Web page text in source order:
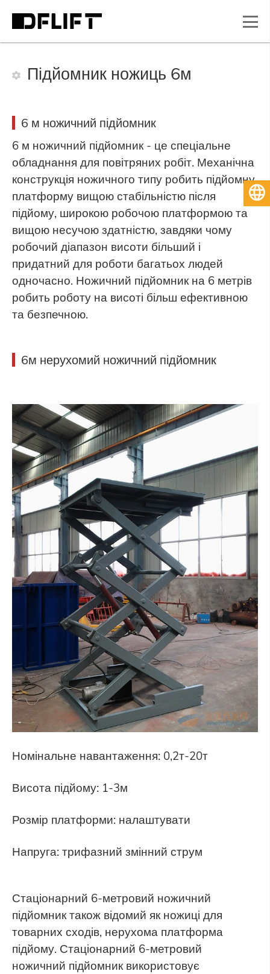
Підйомник ножиць 6м
6 м ножичний підйомник
6 м ножичний підйомник - це спеціальне
обладнання для повітряних робіт. Механічна
конструкція ножичного типу робить підйомну
платформу вищою стабільністю після
підйому, широкою робочою платформою та
вищою несучою здатністю, завдяки чому
робочий діапазон висоти більший і
придатний для роботи багатьох людей
одночасно. Ножичний підйомник на 6 метрів
робить роботу на висоті більш ефективною
та безпечною.
6м нерухомий ножичний підйомник
Номінальне навантаження: 0,2т-20т
Висота підйому: 1-3м
Розмір платформи: налаштувати
Напруга: трифазний змінний струм
Стаціонарний 6-метровий ножичний
підйомник також відомий як ножиці для
товарних сходів, нерухома платформа
підйому. Стаціонарний 6-метровий
ножичний підйомник використовує
Українська